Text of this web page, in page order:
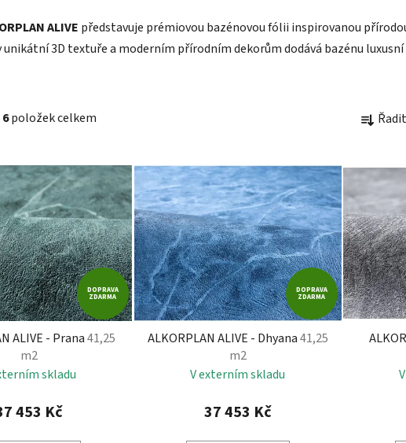
ALIVE představuje prémiovou bazénovou fólii inspirovanou
unikátní 3D textuře a moderním přírodním dekorům dodává bazénu luxusní
6položek celkem
a
e
í
p
r
o
d
u
k
DOPRAVA
ZDARMA
ALIVE - Prana41,25
m2
skladu
453 Kč
DOPRAVA
ZDARMA
ALKORPLAN ALIVE - Dhyana41,25
m2
V externím skladu
37 453 Kč